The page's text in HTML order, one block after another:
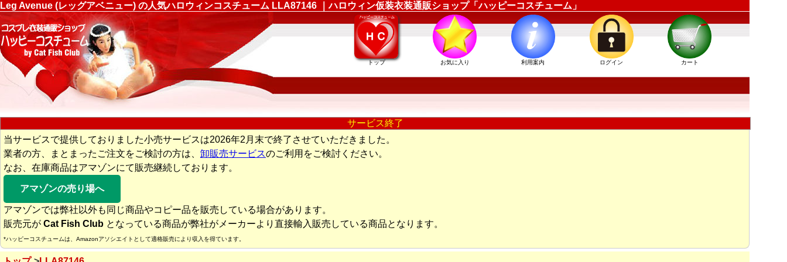
Leg Avenue (レッグアベニュー) の人気ハロウィンコスチューム LLA87146 ｜ハロウィン仮装衣装通販ショップ「ハッピーコスチューム」
トップ お気に入り 利用案内 ログイン カート
サービス終了
当サービスで提供しておりました小売サービスは2026年2月末で終了させていただきました。
業者の方、まとまったご注文をご検討の方は、 卸販売サービスのご利用をご検討ください。
なお、在庫商品はアマゾンにて販売継続しております。
アマゾンの売り場へ
アマゾンでは弊社以外も同じ商品やコピー品を販売している場合があります。
販売元が Cat Fish Club となっている商品が弊社がメーカーより直接輸入販売している商品となります。
*ハッピーコスチュームは、Amazonアソシエイトとして適格販売により収入を得ています。